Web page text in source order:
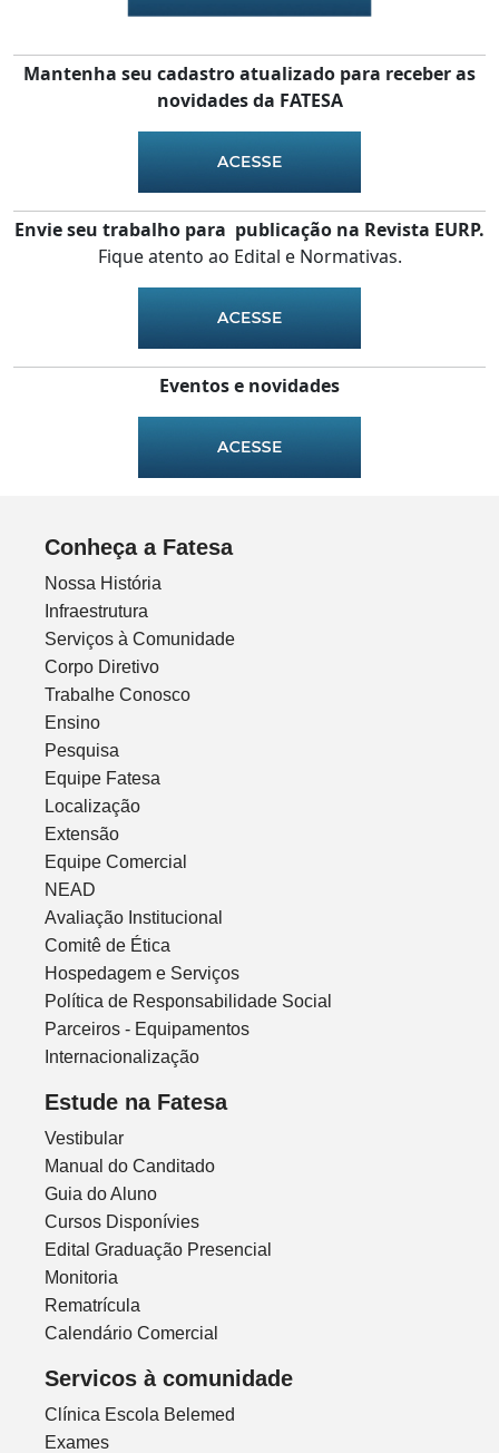
Mantenha seu cadastro atualizado para receber as
novidades da FATESA
Envie seu trabalho para publicação na Revista EURP.
Fique atento ao Edital e Normativas.
Eventos e novidades
Conheça a Fatesa
Nossa História
Infraestrutura
Serviços à Comunidade
Corpo Diretivo
Trabalhe Conosco
Ensino
Pesquisa
Equipe Fatesa
Localização
Extensão
Equipe Comercial
NEAD
Avaliação Institucional
Comitê de Ética
Hospedagem e Serviços
Política de Responsabilidade Social
Parceiros - Equipamentos
Internacionalização
Estude na Fatesa
Vestibular
Manual do Canditado
Guia do Aluno
Cursos Disponívies
Edital Graduação Presencial
Monitoria
Rematrícula
Calendário Comercial
Servicos à comunidade
Clínica Escola Belemed
Exames